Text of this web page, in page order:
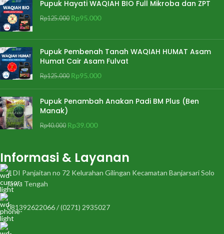
Pupuk Hayati WAQIAH BIO Full Mikroba dan ZPT
Rp125.000 Rp95.000
Pupuk Pembenah Tanah WAQIAH HUMAT Asam
Humat Cair Asam Fulvat
Rp125.000 Rp95.000
Pupuk Penambah Anakan Padi BM Plus (Ben
Manak)
Rp40.000 Rp39.000
Informasi & Layanan
Jl DI Panjaitan no 72 Kelurahan Gilingan Kecamatan Banjarsari Solo
Jawa Tengah
081392622066 / (0271) 2935027